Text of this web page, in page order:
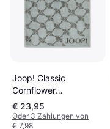
Joop! Classic
Cornflower
Badezimmerhandtuch
Grün, Beige, Blau
€ 23,95
Oder 3 Zahlungen von
€ 7,98